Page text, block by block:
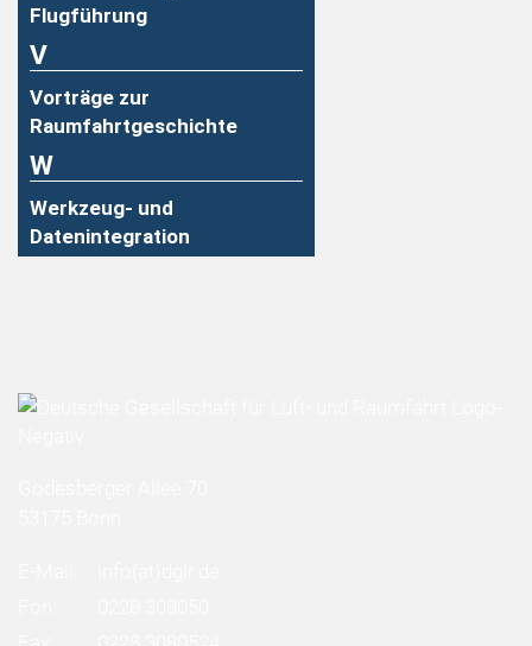
Flugführung
V
Vorträge zur
Raumfahrtgeschichte
W
Werkzeug- und
Datenintegration